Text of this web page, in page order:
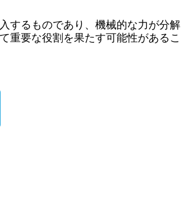
するものであり、機械的な力が分解
重要な役割を果たす可能性があるこ